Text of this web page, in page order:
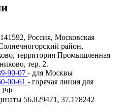
Россия, Московская
район,
территория Промышленная
тер. 2.
90-07 - для Москвы
00-61 - горячая линия для
РФ
56.029471, 37.178242